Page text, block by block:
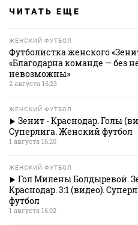
ЧИТАТЬ ЕЩЕ
ЖЕНСКИЙ ФУТБОЛ
Футболистка женского
«Благодарна команде — без
невозможны»
2 августа 16:23
ЖЕНСКИЙ ФУТБОЛ
Зенит - Краснодар. Голы
Суперлига. Женский футбол
1 августа 16:20
ЖЕНСКИЙ ФУТБОЛ
Гол Милены Болдыревой.
Краснодар. 3:1 (видео).
футбол
1 августа 16:02